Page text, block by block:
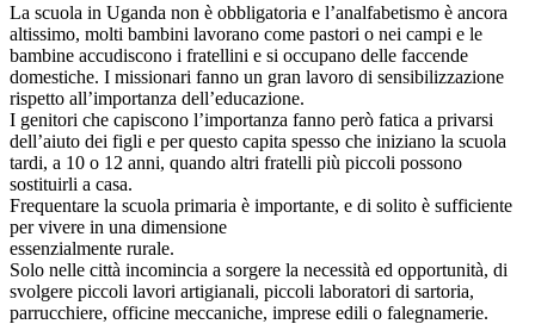
La scuola in Uganda non è obbligatoria e l’analfabetismo è ancora
altissimo, molti bambini lavorano come pastori o nei campi e le
bambine accudiscono i fratellini e si occupano delle faccende
domestiche. I missionari fanno un gran lavoro di sensibilizzazione
rispetto all’importanza dell’educazione.
I genitori che capiscono l’importanza fanno però fatica a privarsi
dell’aiuto dei figli e per questo capita spesso che iniziano la scuola
tardi, a 10 o 12 anni, quando altri fratelli più piccoli possono
sostituirli a casa.
Frequentare la scuola primaria è importante, e di solito è sufficiente
per vivere in una dimensione
essenzialmente rurale.
Solo nelle città incomincia a sorgere la necessità ed opportunità, di
svolgere piccoli lavori artigianali, piccoli laboratori di sartoria,
parrucchiere, officine meccaniche, imprese edili o falegnamerie.